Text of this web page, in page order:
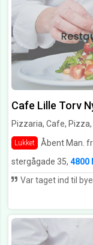
Cafe Lille Torv
Pizzaria, Cafe,
Lukket Åbent Man.
stergågade 35, 4800
Var taget ind til byen og fik lyst til en milkshake. Da Frelsens lukkede foran næsen på os,